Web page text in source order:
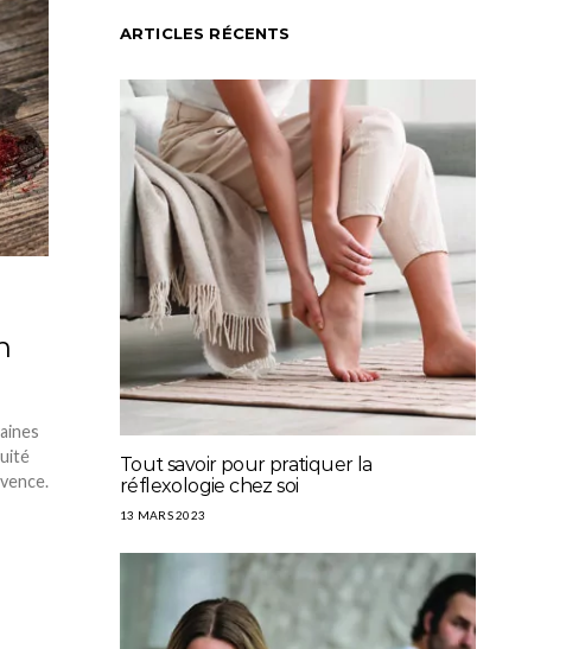
ARTICLES RÉCENTS
Tout savoir pour pratiquer la
réflexologie chez soi
13 MARS 2023